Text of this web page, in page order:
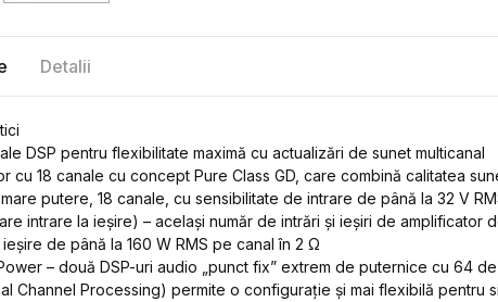
Detalii
DSP pentru flexibilitate maximă cu actualizări de sunet multicanal
cu 18 canale cu concept Pure Class GD, care combină calitatea
putere, 18 canale, cu sensibilitate de intrare de până la 32 V
intrare la ieșire) – același număr de intrări și ieșiri de amplificator
de până la 160 W RMS pe canal în 2 Ω
– două DSP-uri audio „punct fix” extrem de puternice cu 64
Channel Processing) permite o configurație și mai flexibilă pentru